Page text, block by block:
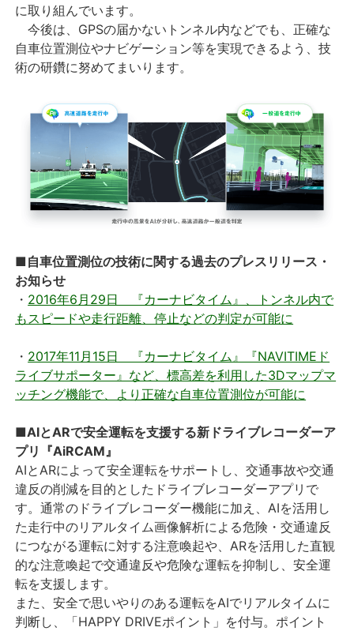
に取り組んでいます。
今後は、GPSの届かないトンネル内などでも、正確な
自車位置測位やナビゲーション等を実現できるよう、技
術の研鑽に努めてまいります。
■自車位置測位の技術に関する過去のプレスリリース・
お知らせ
・ 2016年6月29日 『カーナビタイム』、トンネル内で
もスピードや走行距離、停止などの判定が可能に
・ 2017年11月15日 『カーナビタイム』『NAVITIMEド
ライブサポーター』など、標高差を利用した3Dマップマ
ッチング機能で、より正確な自車位置測位が可能に
■AIとARで安全運転を支援する新ドライブレコーダーア
プリ『AiRCAM』
AIとARによって安全運転をサポートし、交通事故や交通
違反の削減を目的としたドライブレコーダーアプリで
す。通常のドライブレコーダー機能に加え、AIを活用し
た走行中のリアルタイム画像解析による危険・交通違反
につながる運転に対する注意喚起や、ARを活用した直観
的な注意喚起で交通違反や危険な運転を抑制し、安全運
転を支援します。
また、安全で思いやりのある運転をAIでリアルタイムに
判断し、「HAPPY DRIVEポイント」を付与。ポイント